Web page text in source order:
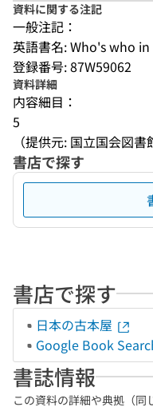
資料に関する注記
一般注記：
英語書名: Who's who
登録番号: 87W59062
資料詳細
内容細目：
5
（提供元: 国立国会図書
書店で探す
書店で探す
日本の古本屋
Google Book
書誌情報
この資料の詳細や典拠（